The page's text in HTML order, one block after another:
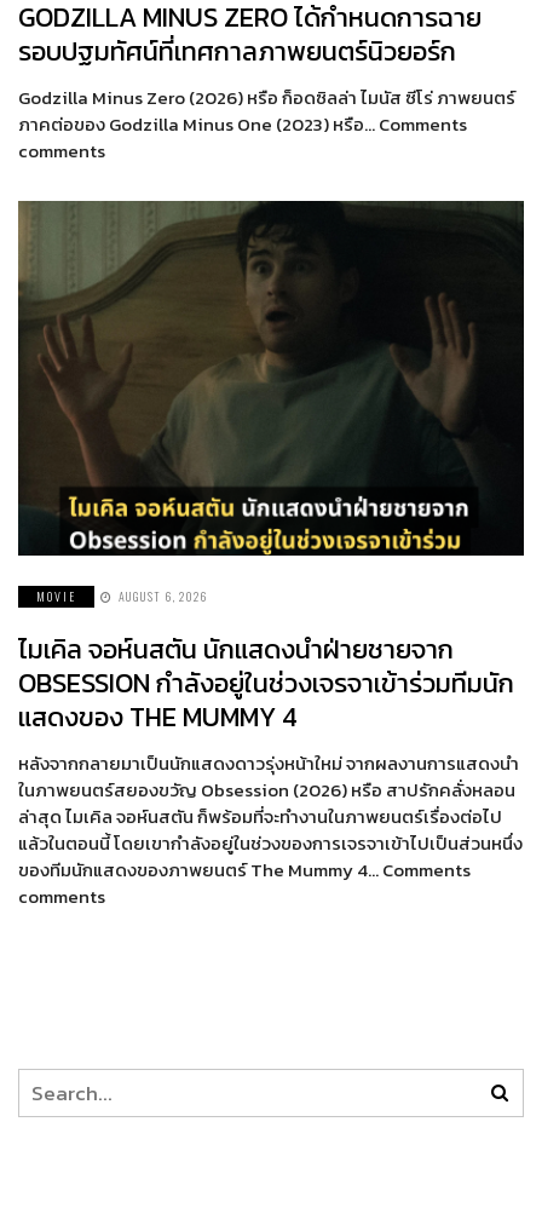
GODZILLA MINUS ZERO ได้กำหนดการฉาย
รอบปฐมทัศน์ที่เทศกาลภาพยนตร์นิวยอร์ก
Godzilla Minus Zero (2026) หรือ ก็อดซิลล่า ไมนัส ซีโร่ ภาพยนตร์
ภาคต่อของ Godzilla Minus One (2023) หรือ… Comments
comments
MOVIE AUGUST 6, 2026
ไมเคิล จอห์นสตัน นักแสดงนำฝ่ายชายจาก
OBSESSION กำลังอยู่ในช่วงเจรจาเข้าร่วมทีมนัก
แสดงของ THE MUMMY 4
หลังจากกลายมาเป็นนักแสดงดาวรุ่งหน้าใหม่ จากผลงานการแสดงนำ
ในภาพยนตร์สยองขวัญ Obsession (2026) หรือ สาปรักคลั่งหลอน
ล่าสุด ไมเคิล จอห์นสตัน ก็พร้อมที่จะทำงานในภาพยนตร์เรื่องต่อไป
แล้วในตอนนี้ โดยเขากำลังอยู่ในช่วงของการเจรจาเข้าไปเป็นส่วนหนึ่ง
ของทีมนักแสดงของภาพยนตร์ The Mummy 4… Comments
comments